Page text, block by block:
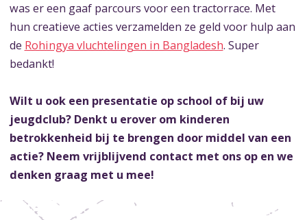
was er een gaaf parcours voor een tractorrace. Met
hun creatieve acties verzamelden ze geld voor hulp aan
de Rohingya vluchtelingen in Bangladesh. Super
bedankt!
Wilt u ook een presentatie op school of bij uw
jeugdclub? Denkt u erover om kinderen
betrokkenheid bij te brengen door middel van een
actie? Neem vrijblijvend contact met ons op en we
denken graag met u mee!